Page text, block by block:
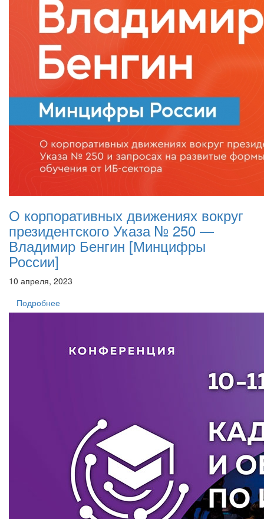
О корпоративных движениях вокруг
президентского Указа № 250 —
Владимир Бенгин [Минцифры
России]
10 апреля, 2023
Подробнее